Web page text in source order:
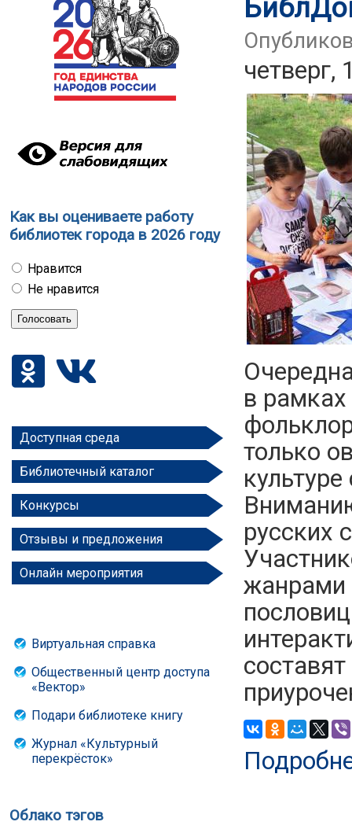
Как вы оцениваете работу
библиотек города в 2026 году
Нравится
Не нравится
Доступная среда
Библиотечный каталог
Конкурсы
Отзывы и предложения
Онлайн мероприятия
Виртуальная справка
Общественный центр доступа
«Вектор»
Подари библиотеке книгу
Журнал «Культурный
перекрёсток»
Облако тэгов
в
только
русских
жанрами